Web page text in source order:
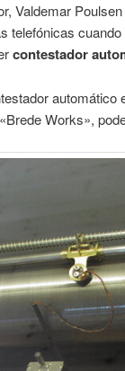
Valdemar Poulsen
telefónicas
contestador
automático
Works»,